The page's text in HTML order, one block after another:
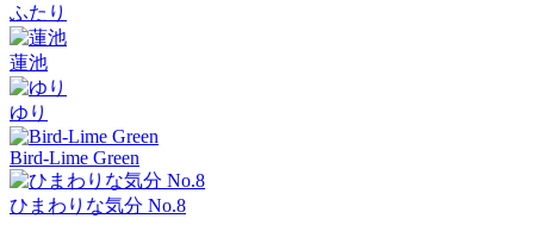
ふたり
蓮池
ゆり
Bird-Lime Green
ひまわりな気分 No.8